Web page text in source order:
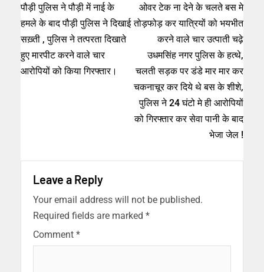
पौड़ी पुलिस ने पौड़ी में नाई के
हमले के बाद पौड़ी पुलिस ने दिखाई
सख़्ती , पुलिस ने तत्परता दिखाते
हुए मारपीट करने वाले चार
आरोपियों को किया गिरफ्तार।
ओवर टेक ना देने के चलते बस मे
तोड़फोड़ कर यात्रियों को भयभीत
करने वाले चार उत्पाती चढ़े
उधमसिंह नगर पुलिस के हत्थे,
चलती सड़क पर डंडे मार मार कर
चकनाचूर कर दिये थे बस के शीशे,
पुलिस ने 24 घंटो मे ही आरोपियों
को गिरफ्तार कर सेवा पानी के बाद
भेजा जेल !
Leave a Reply
Your email address will not be published.
Required fields are marked *
Comment *